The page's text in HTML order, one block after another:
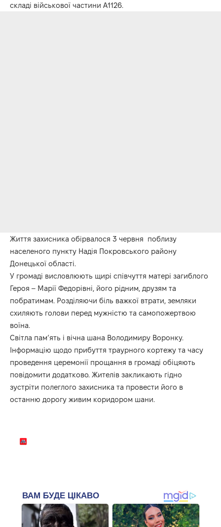
складі військової частини А1126.
Життя захисника обірвалося 3 червня поблизу
населеного пункту Надія Покровського району
Донецької області.
У громаді висловлюють щирі співчуття матері загиблого
Героя – Марії Федорівні, його рідним, друзям та
побратимам. Розділяючи біль важкої втрати, земляки
схиляють голови перед мужністю та самопожертвою
воїна.
Світла пам’ять і вічна шана Володимиру Воронку.
Інформацію щодо прибуття траурного кортежу та часу
проведення церемонії прощання в громаді обіцяють
повідомити додатково. Жителів закликають гідно
зустріти полеглого захисника та провести його в
останню дорогу живим коридором шани.